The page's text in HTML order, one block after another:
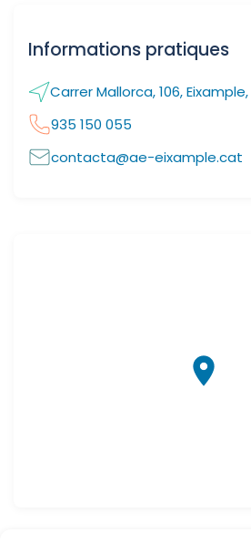
Informations pratiques
Carrer Mallorca, 106,
935 150 055
contacta@ae-eixample.cat